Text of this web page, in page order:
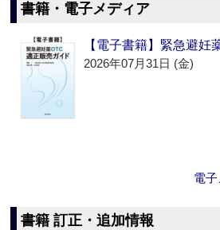
書籍・電子メディア
【電子書籍】緊急避妊
2026年07月31日 (金)
電
書籍 訂正・追加情報